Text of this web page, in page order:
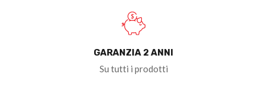
GARANZIA 2 ANNI
Su tutti i prodotti